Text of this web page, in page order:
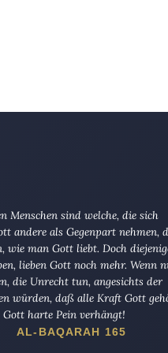
Menschen sind welche, die sich
andere als Gegenpart nehmen,
wie man Gott liebt. Doch
lieben Gott noch mehr. Wenn
die Unrecht tun, angesichts der
würden, daß alle Kraft Gott
harte Pein verhängt!
AL-BAQARAH 165